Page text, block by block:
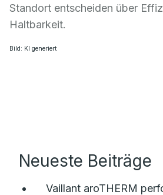
Standort entscheiden über
Haltbarkeit.
Bild: KI generiert
Neueste Beiträge
Vaillant aroTHERM